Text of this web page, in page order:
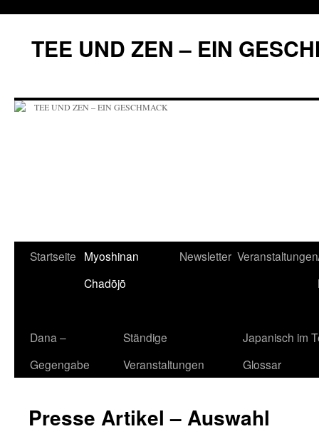
springen
TEE UND ZEN – EIN
Startseite Myoshinan
Chadōjō
Newsletter Veranstaltungen
Dana –
Gegengabe
Ständige
Veranstaltungen
Japanisch im
Glossar
Presse Artikel – Auswahl